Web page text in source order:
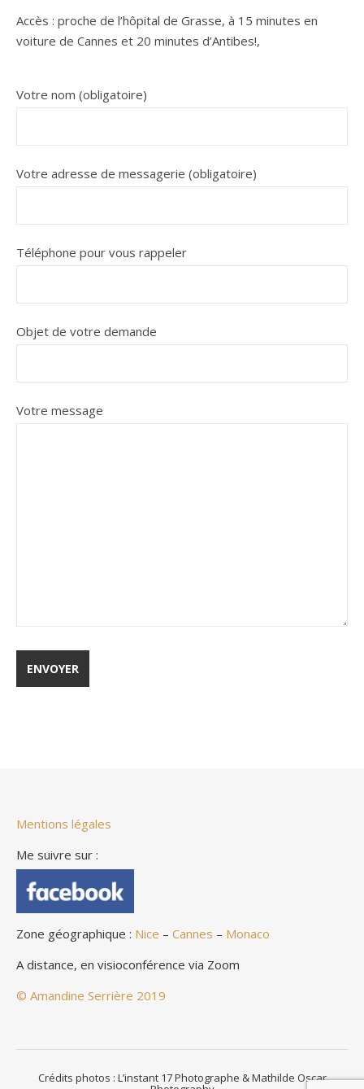
Accès : proche de l’hôpital de Grasse, à 15 minutes en
voiture de Cannes et 20 minutes d’Antibes!,
Votre nom (obligatoire)
Votre adresse de messagerie (obligatoire)
Téléphone pour vous rappeler
Objet de votre demande
Votre message
Mentions légales
Me suivre sur :
Zone géographique : Nice – Cannes – Monaco
A distance, en visioconférence via Zoom
© Amandine Serrière 2019
Crédits photos : L’instant 17 Photographe & Mathilde Oscar